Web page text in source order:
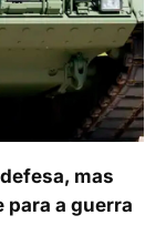
mas
para a guerra